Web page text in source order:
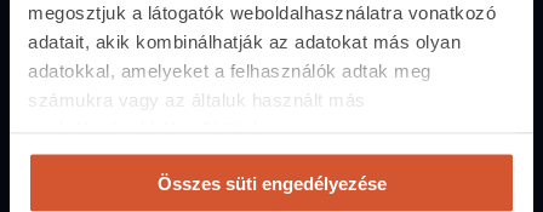
megosztjuk a látogatók weboldalhasználatra vonatkozó
adatait, akik kombinálhatják az adatokat más olyan
adatokkal, amelyeket a felhasználók adtak meg
számukra vagy az általuk használt más
Összes süti engedélyezése
Ingatlanoskereső
Lakáshitel-kalkulátor
Energiatanúsítvány
Belépés közvetítőknek